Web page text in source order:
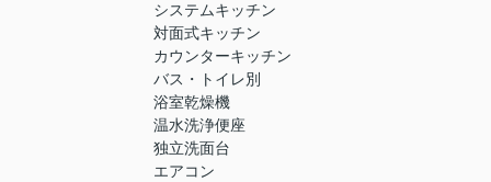
システムキッチン
対面式キッチン
カウンターキッチン
バス・トイレ別
浴室乾燥機
温水洗浄便座
独立洗面台
エアコン